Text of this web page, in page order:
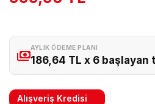
AYLIK ÖDEME PLANI
186,64 TL x 6
Alışveriş Kredisi